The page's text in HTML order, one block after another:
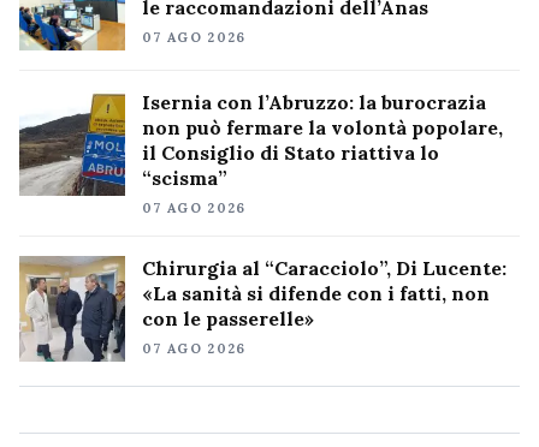
le raccomandazioni dell’Anas
07 AGO 2026
Isernia con l’Abruzzo: la burocrazia
non può fermare la volontà popolare,
il Consiglio di Stato riattiva lo
“scisma”
07 AGO 2026
Chirurgia al “Caracciolo”, Di Lucente:
«La sanità si difende con i fatti, non
con le passerelle»
07 AGO 2026